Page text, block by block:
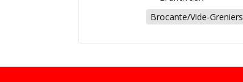
Brocante/Vide-Greniers